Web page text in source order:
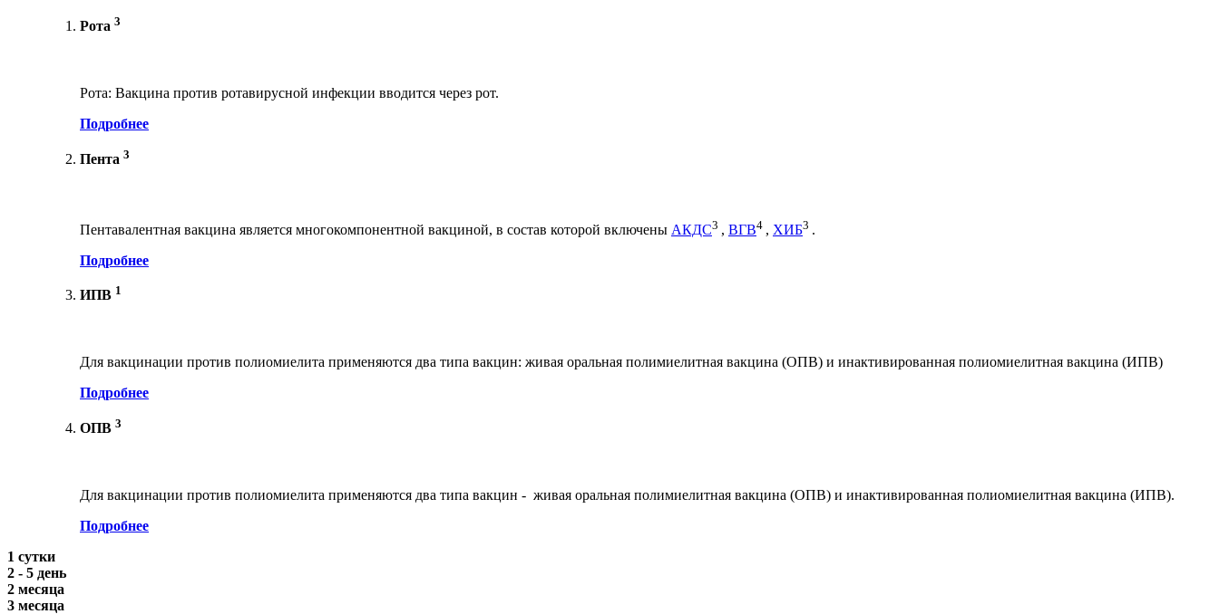
Рота 3
Рота: Вакцина против ротавирусной инфекции вводится через рот.
Подробнее
Пента 3
Пентавалентная вакцина является многокомпонентной вакциной, в состав которой включены АКДС3 , ВГВ4 , ХИБ3 .
Подробнее
ИПВ 1
Для вакцинации против полиомиелита применяются два типа вакцин: живая оральная полимиелитная вакцина (ОПВ) и инактивированная полиомиелитная вакцина (ИПВ)
Подробнее
ОПВ 3
Для вакцинации против полиомиелита применяются два типа вакцин - живая оральная полимиелитная вакцина (ОПВ) и инактивированная полиомиелитная вакцина (ИПВ).
Подробнее
1 сутки
2 - 5 день
2 месяца
3 месяца